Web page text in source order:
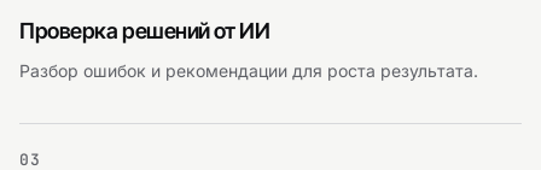
Проверка решений от ИИ
Разбор ошибок и рекомендации для роста результата.
03